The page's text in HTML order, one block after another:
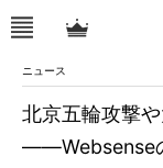
ニュース
北京五輪攻撃
――Websense